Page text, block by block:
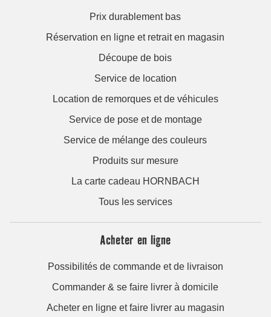
Prix durablement bas
Réservation en ligne et retrait en magasin
Découpe de bois
Service de location
Location de remorques et de véhicules
Service de pose et de montage
Service de mélange des couleurs
Produits sur mesure
La carte cadeau HORNBACH
Tous les services
Acheter en ligne
Possibilités de commande et de livraison
Commander & se faire livrer à domicile
Acheter en ligne et faire livrer au magasin